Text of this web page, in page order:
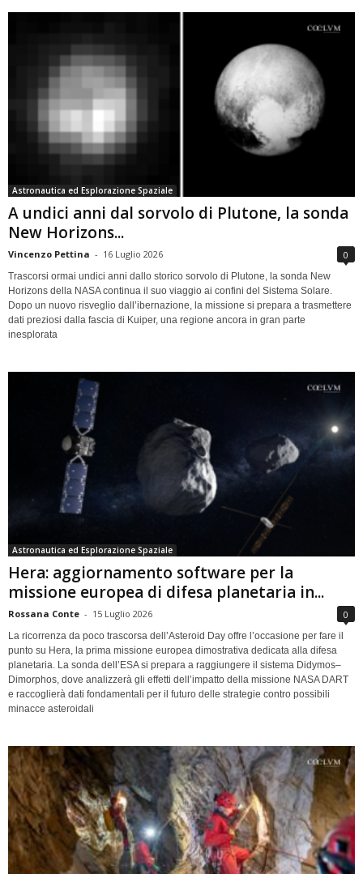
Astronautica ed Esplorazione Spaziale
A undici anni dal sorvolo di Plutone, la sonda
New Horizons...
Vincenzo Pettina - 16 Luglio 2026 0
Trascorsi ormai undici anni dallo storico sorvolo di Plutone, la sonda New
Horizons della NASA continua il suo viaggio ai confini del Sistema Solare.
Dopo un nuovo risveglio dall’ibernazione, la missione si prepara a trasmettere
dati preziosi dalla fascia di Kuiper, una regione ancora in gran parte
inesplorata
Astronautica ed Esplorazione Spaziale
Hera: aggiornamento software per la
missione europea di difesa planetaria in...
Rossana Conte - 15 Luglio 2026 0
La ricorrenza da poco trascorsa dell’Asteroid Day offre l’occasione per fare il
punto su Hera, la prima missione europea dimostrativa dedicata alla difesa
planetaria. La sonda dell’ESA si prepara a raggiungere il sistema Didymos–
Dimorphos, dove analizzerà gli effetti dell’impatto della missione NASA DART
e raccoglierà dati fondamentali per il futuro delle strategie contro possibili
minacce asteroidali